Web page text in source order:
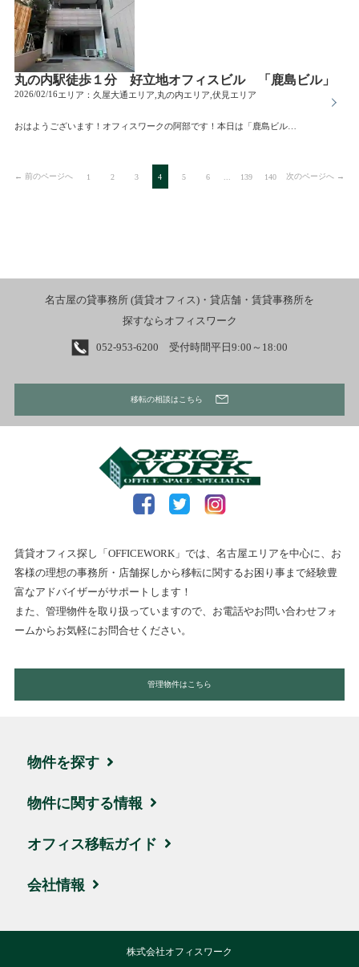
丸の内駅徒歩１分 好立地オフィスビル 「鹿島ビル」
2026/02/16エリア： 久屋大通エリア,丸の内エリア,伏見エリア
おはようございます！オフィスワークの阿部です！本日は「鹿島ビル」をご紹介します。当ビルは、丸の内駅から徒歩１分の好立地、大手企業が集積しているオフィス街に位置しています。最寄りの丸の内駅は地下鉄鶴舞線と桜通線が乗り入れる駅。丸の内は元々、名古屋城の建築の際に生まれた商業の中心地だった場所が現在でもオフィス街として機能しています。この辺りには堅実なイメージ重視の大手企業が進出している傾向がある為、オフィスを構えた際の企業ブランディングにも持ってこいです。県外の人達にもよく知られた有名企業が集中する名古屋市随一のビジネス街です。室内、周辺環境ともに快適な環境でオフィスを構えてみませんか？？お問い合わせお待ちしております。
← 前のページへ 1 2 3 4 5 6 139 140 次のページへ →
名古屋の貸事務所 (賃貸オフィス)・貸店舗・賃貸事務所を
探すならオフィスワーク
052-953-6200 受付時間平日9:00～18:00
移転の相談はこちら
賃貸オフィス探し「OFFICEWORK」では、名古屋エリアを中心に、お
客様の理想の事務所・店舗探しから移転に関するお困り事まで経験豊
富なアドバイザーがサポートします！
また、管理物件を取り扱っていますので、お電話やお問い合わせフォ
ームからお気軽にお問合せください。
管理物件はこちら
物件を探す
エリア・住所から探す
駅名・沿線から探す
地図から探す
ハイグレード物件
物件に関する情報
ブログ
取引実績・お客様の声
オフィス移転ガイド
お引越しの流れ
移転費用について
会社情報
株式会社オフィスワーク